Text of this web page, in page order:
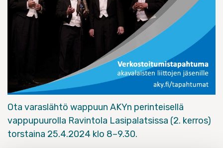
Ota varaslähtö wappuun AKYn perinteisellä
vappupuurolla Ravintola Lasipalatsissa (2. kerros)
torstaina 25.4.2024 klo 8–9.30.